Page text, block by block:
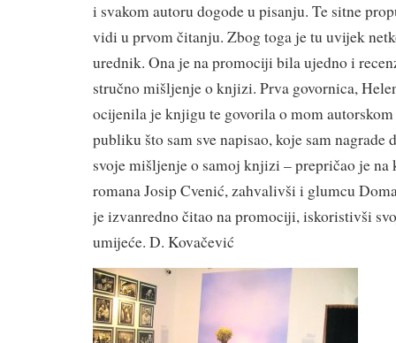
i svakom autoru dogode u pisanju. Te sitne
vidi u prvom čitanju. Zbog toga je tu uvijek
urednik. Ona je na promociji bila ujedno i
stručno mišljenje o knjizi. Prva govornica,
ocijenila je knjigu te govorila o mom
publiku što sam sve napisao, koje sam nagrade
svoje mišljenje o samoj knjizi – prepričao je
romana Josip Cvenić, zahvalivši i glumcu
je izvanredno čitao na promociji, iskoristivši
umijeće. D. Kovačević